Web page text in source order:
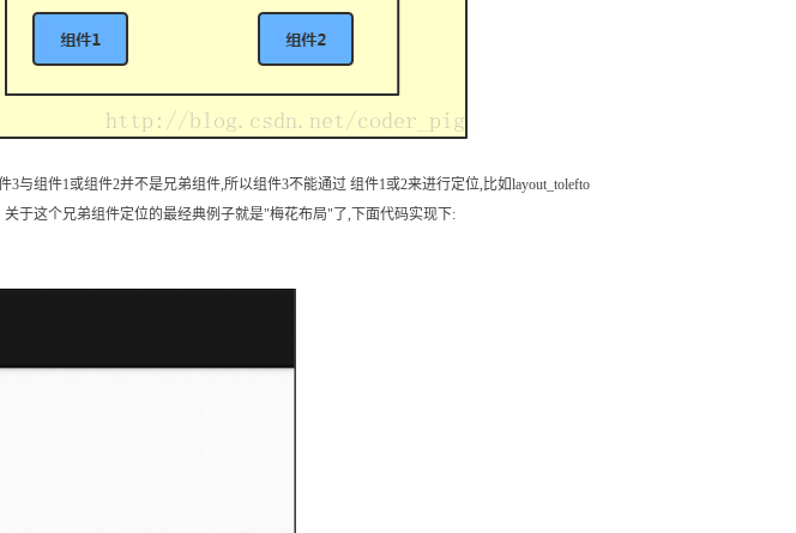
3与组件1或组件2并不是兄弟组件,所以组件3不能通过 组件1或2来进行定位,比如layout_tolefto
于这个兄弟组件定位的最经典例子就是"梅花布局"了,下面代码实现下: